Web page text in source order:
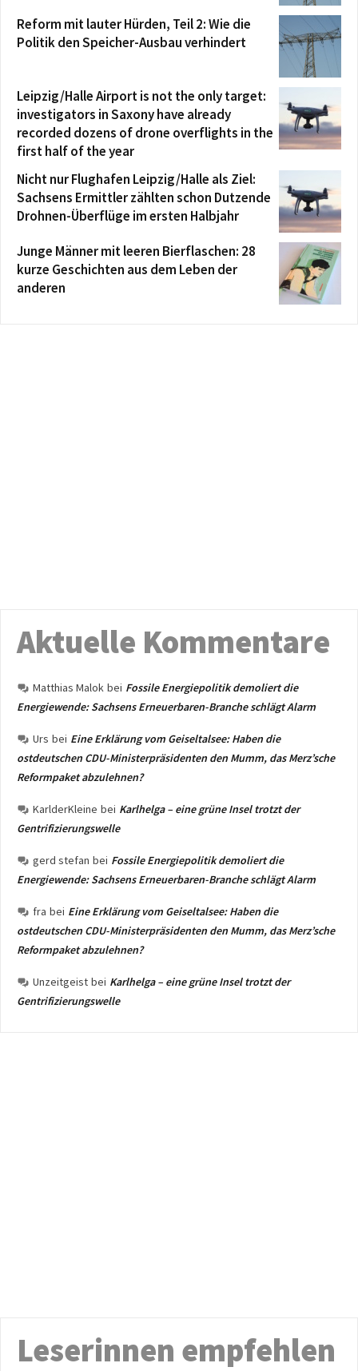
Reform mit lauter Hürden, Teil 2: Wie die
Politik den Speicher-Ausbau verhindert
Leipzig/Halle Airport is not the only target:
investigators in Saxony have already
recorded dozens of drone overflights in the
first half of the year
Nicht nur Flughafen Leipzig/Halle als Ziel:
Sachsens Ermittler zählten schon Dutzende
Drohnen-Überflüge im ersten Halbjahr
Junge Männer mit leeren Bierflaschen: 28
kurze Geschichten aus dem Leben der
anderen
Aktuelle Kommentare
Matthias Malok bei Fossile Energiepolitik demoliert die
Energiewende: Sachsens Erneuerbaren-Branche schlägt Alarm
Urs bei Eine Erklärung vom Geiseltalsee: Haben die
ostdeutschen CDU-Ministerpräsidenten den Mumm, das Merz’sche
Reformpaket abzulehnen?
KarlderKleine bei Karlhelga – eine grüne Insel trotzt der
Gentrifizierungswelle
gerd stefan bei Fossile Energiepolitik demoliert die
Energiewende: Sachsens Erneuerbaren-Branche schlägt Alarm
fra bei Eine Erklärung vom Geiseltalsee: Haben die
ostdeutschen CDU-Ministerpräsidenten den Mumm, das Merz’sche
Reformpaket abzulehnen?
Unzeitgeist bei Karlhelga – eine grüne Insel trotzt der
Gentrifizierungswelle
Leserinnen empfehlen